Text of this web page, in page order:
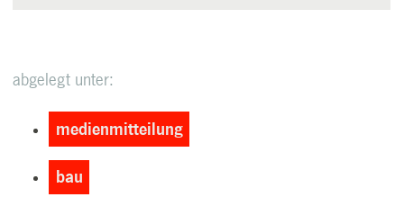
abgelegt unter:
medienmitteilung
bau